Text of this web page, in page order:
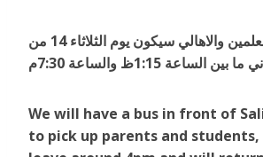
مؤتمرات المعلمين والاهالي سيكون يوم الثلاثاء 14 من
1:15ظ والساعة 7:30م
We will have a bus in front of
to pick up parents and